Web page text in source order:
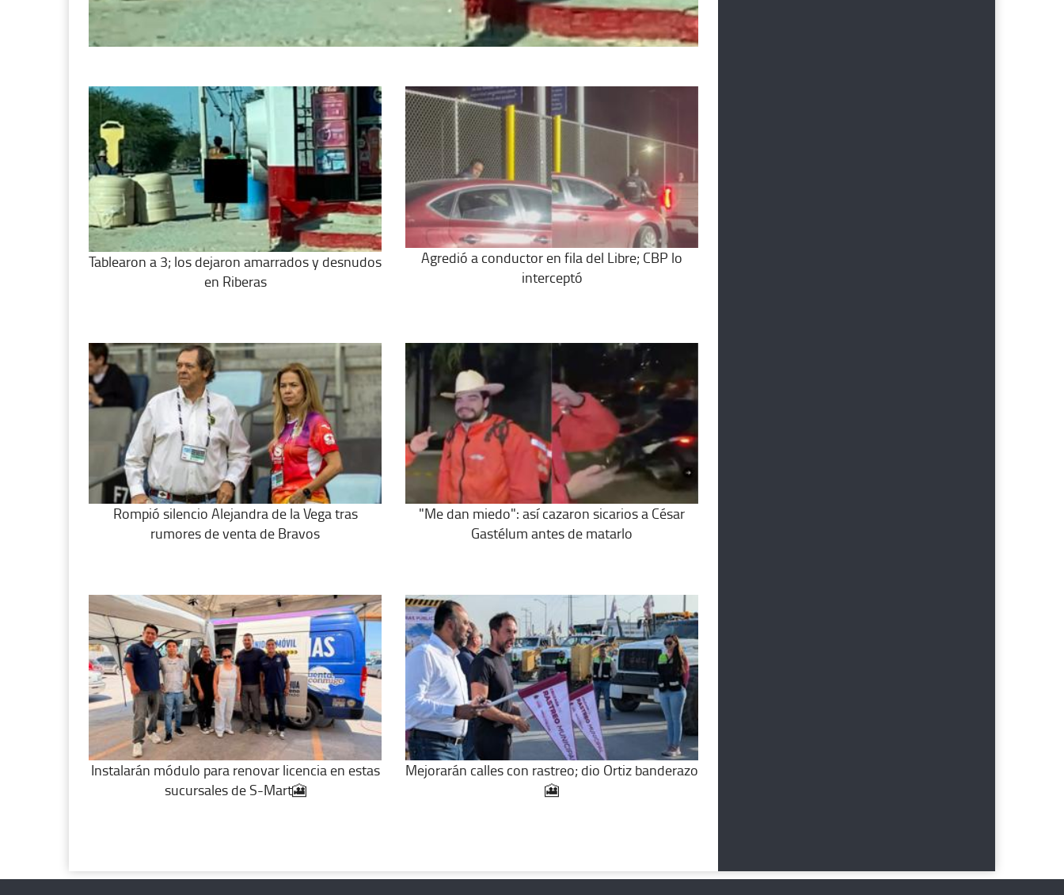
Tablearon a 3; los dejaron amarrados y desnudos
en Riberas
Agredió a conductor en fila del Libre; CBP lo
interceptó
Rompió silencio Alejandra de la Vega tras
rumores de venta de Bravos
"Me dan miedo": así cazaron sicarios a César
Gastélum antes de matarlo
Instalarán módulo para renovar licencia en estas
sucursales de S-Mart🎦
Mejorarán calles con rastreo; dio Ortiz banderazo
🎦